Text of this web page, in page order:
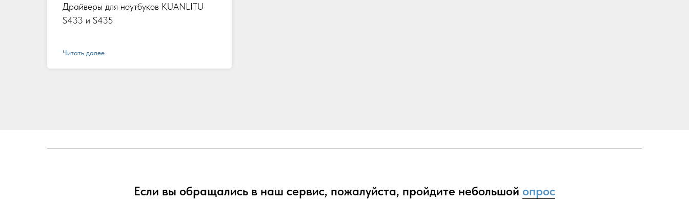
Драйверы для ноутбуков KUANLITU
S433 и S435
Читать далее
Если вы обращались в наш сервис, пожалуйста, пройдите небольшой опрос